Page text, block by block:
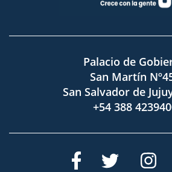
Palacio de
San Martín
San Salvador de
+54 388